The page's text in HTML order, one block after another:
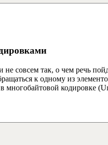
совсем так, о чем речь
к одному из
многобайтовой кодировке